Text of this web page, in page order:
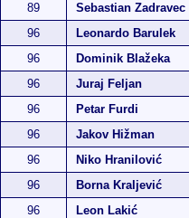
89
Sebastian Zadravec
96
Leonardo Barulek
96
Dominik Blažeka
96
Juraj Feljan
96
Petar Furdi
96
Jakov Hižman
96
Niko Hranilović
96
Borna Kraljević
96
Leon Lakić